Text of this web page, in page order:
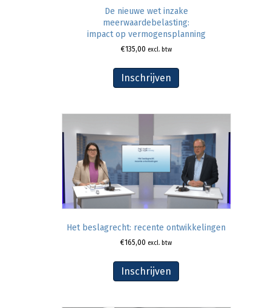
De nieuwe wet inzake
meerwaardebelasting:
impact op vermogensplanning
€135,00 excl. btw
Inschrijven
Het beslagrecht: recente ontwikkelingen
€165,00 excl. btw
Inschrijven